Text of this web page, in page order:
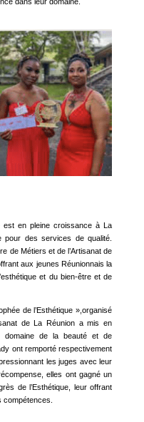
en pleine croissance à La
pour des services de qualité.
de Métiers et de l’Artisanat de
aux jeunes Réunionnais la
et du bien-être et de
de l’Esthétique »,organisé
de La Réunion a mis en
domaine de la beauté et de
ont remporté respectivement
les juges avec leur
elles ont gagné un
de l’Esthétique, leur offrant
compétences.